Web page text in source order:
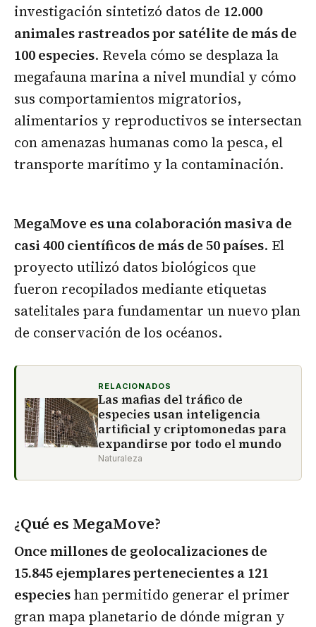
investigación sintetizó datos de 12.000
animales rastreados por satélite de más de
100 especies. Revela cómo se desplaza la
megafauna marina a nivel mundial y cómo
sus comportamientos migratorios,
alimentarios y reproductivos se intersectan
con amenazas humanas como la pesca, el
transporte marítimo y la contaminación.
MegaMove es una colaboración masiva de
casi 400 científicos de más de 50 países. El
proyecto utilizó datos biológicos que
fueron recopilados mediante etiquetas
satelitales para fundamentar un nuevo plan
de conservación de los océanos.
RELACIONADOS
Las mafias del tráfico de
especies usan inteligencia
artificial y criptomonedas para
expandirse por todo el mundo
Naturaleza
¿Qué es MegaMove?
Once millones de geolocalizaciones de
15.845 ejemplares pertenecientes a 121
especieshan permitido generar el primer
gran mapa planetario de dónde migran y